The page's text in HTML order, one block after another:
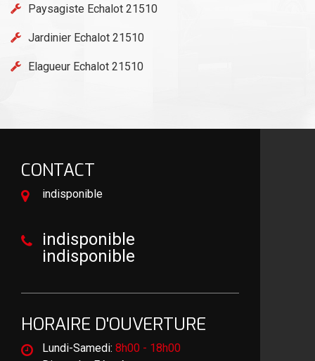
Paysagiste Echalot 21510
Jardinier Echalot 21510
Elagueur Echalot 21510
CONTACT
indisponible
indisponible
indisponible
HORAIRE D'OUVERTURE
Lundi-Samedi: 8h00 - 18h00